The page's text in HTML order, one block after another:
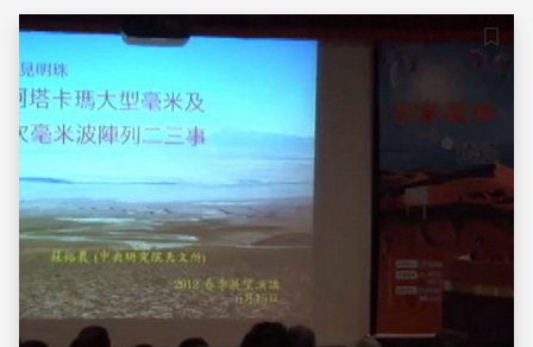
儲存